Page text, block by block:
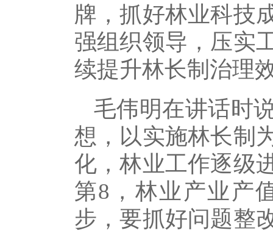
牌，抓好林业科技
强组织领导，压实
续提升林长制治理
毛伟明在讲话时
想，以实施林长制
化，林业工作逐级
第8，林业产业产
步，要抓好问题整